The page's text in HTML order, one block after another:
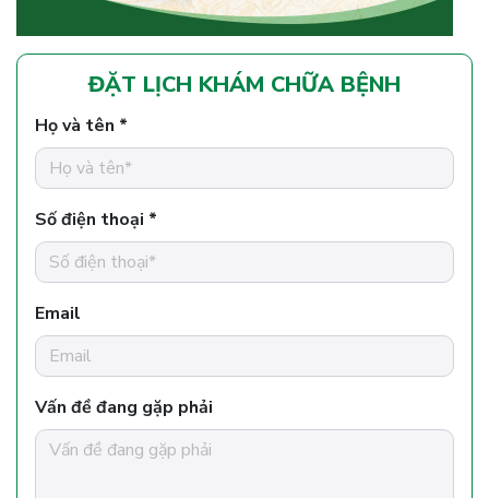
ĐẶT LỊCH KHÁM CHỮA BỆNH
Họ và tên *
Số điện thoại *
Email
Vấn đề đang gặp phải